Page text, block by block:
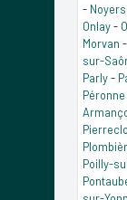
- Noyers
Onlay-
Morvan -
sur-
Parly-
Péronne
Poilly-